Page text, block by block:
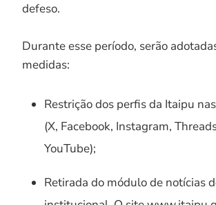
defeso.
Durante esse período, serão
medidas:
Restrição dos perfis da Itaipu
(X, Facebook, Instagram,
YouTube);
Retirada do módulo de notícias